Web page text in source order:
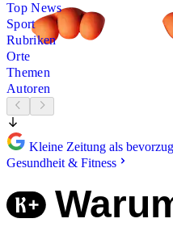
Top News
Sport
Rubriken
Orte
Themen
Autoren
Kleine Zeitung als
Gesundheit & Fitness